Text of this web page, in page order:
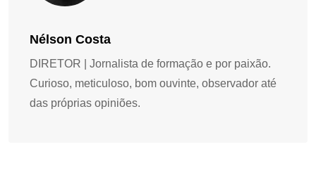
Nélson Costa
DIRETOR | Jornalista de formação e por paixão.
Curioso, meticuloso, bom ouvinte, observador até
das próprias opiniões.